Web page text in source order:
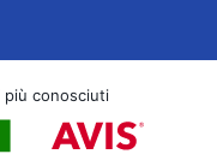
conosciuti